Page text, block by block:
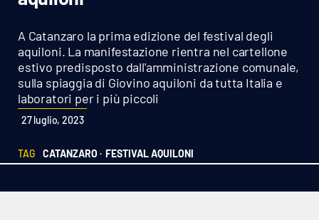
Sanità
Sport
Cultura
Podcast
Meteo
Editoriali
A Catanzaro la prima edizione del festival degli
aquiloni. La manifestazione rientra nel cartellone
estivo predisposto dall'amministrazione comunale,
sulla spiaggia di Giovino aquiloni da tutta Italia e
laboratori per i più piccoli
27 luglio, 2023
TAG CATANZARO · FESTIVAL AQUILONI